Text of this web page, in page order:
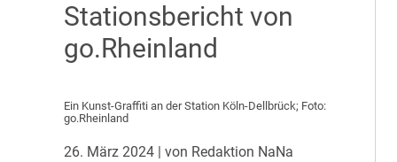
Stationsbericht von
go.Rheinland
Ein Kunst-Graffiti an der Station Köln-Dellbrück; Foto:
go.Rheinland
26. März 2024 | von Redaktion NaNa